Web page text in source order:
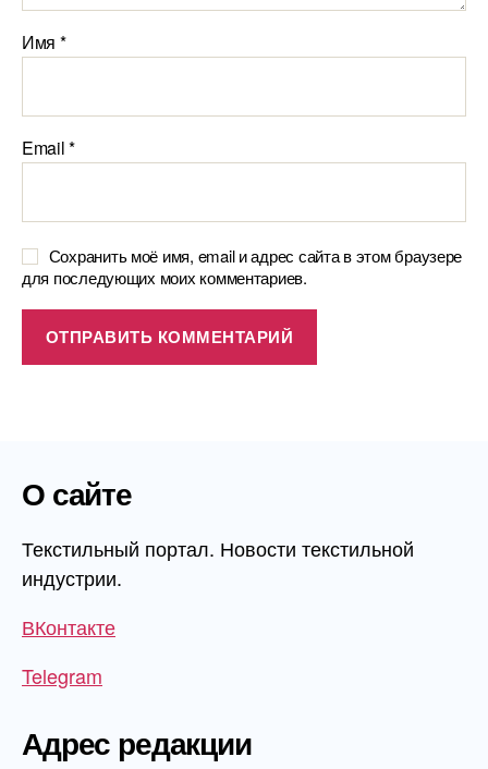
Имя *
Email*
Сохранить моё имя, email и адрес сайта в этом браузере
для последующих моих комментариев.
О сайте
Текстильный портал. Новости текстильной
индустрии.
ВКонтакте
Telegram
Адрес редакции